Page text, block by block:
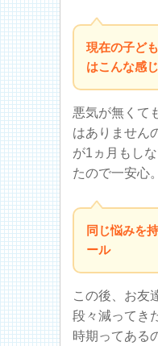
現在の子ど
はこんな感
悪気が無くて
はありません
が1ヵ月もし
たので一安心。
同じ悩みを
ール
この後、お友
段々減ってき
時期ってある